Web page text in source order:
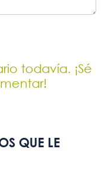
todavía. ¡Sé
QUE LE